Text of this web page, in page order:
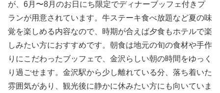
が、6月〜8月のお日にち限定でディナーブッフェ付きプ
ランが用意されています。牛ステーキ食べ放題など夏の味
覚を楽しめる内容なので、時期が合えば夕食もホテルで楽
しみたい方におすすめです。朝食は地元の旬の食材や手作
りにこだわったブッフェで、金沢らしい朝の時間をゆっく
り過ごせます。金沢駅から少し離れている分、落ち着いた
雰囲気があり、観光後に静かに休みたい方にも向いていま